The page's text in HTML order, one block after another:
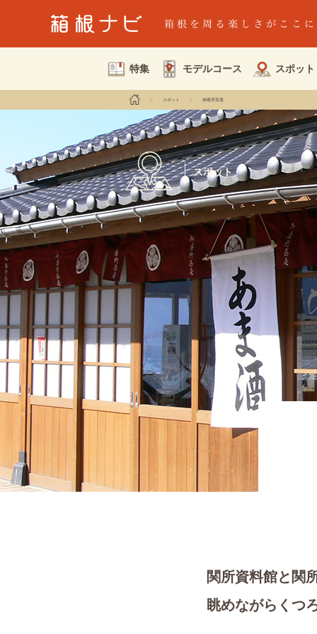
特集 モデルコース スポット
スポット 御番所茶屋
スポット
関所資料館と関
眺めながらくつ